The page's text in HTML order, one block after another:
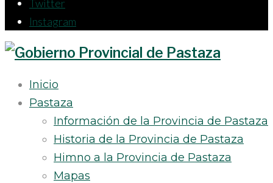
Twitter
Instagram
Inicio
Pastaza
Información de la Provincia de Pastaza
Historia de la Provincia de Pastaza
Himno a la Provincia de Pastaza
Mapas